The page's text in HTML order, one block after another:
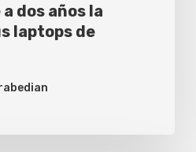
dos años la
laptops de